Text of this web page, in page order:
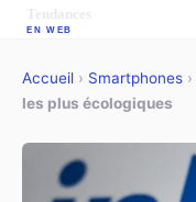
Accueil › Smartphones ›
les plus écologiques